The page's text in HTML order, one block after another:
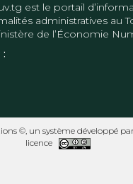
est le portail
administratives au
de l’Économie
©, un système développé par
licence